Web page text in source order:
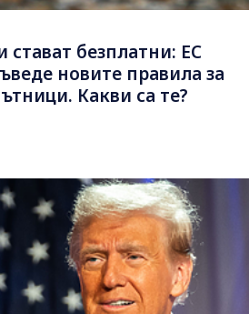
стават безплатни: ЕС
новите правила за
Какви са те?